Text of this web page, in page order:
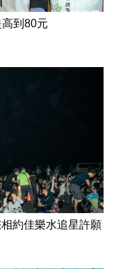
到80元
約佳樂水追星許願